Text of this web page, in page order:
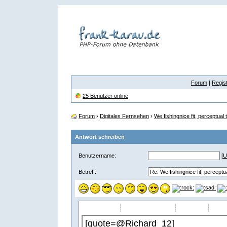
Forum |
25 Benutzer online
Forum › Digitales Fernsehen › We fishingnice fit,
Antwort schreiben
Benutzername: [
Betreff:
-
-
-
-
-
-
-
-